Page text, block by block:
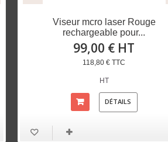
Viseur mcro laser Rouge
rechargeable pour...
99,00 € HT
118,80 € TTC
HT
DÉTAILS